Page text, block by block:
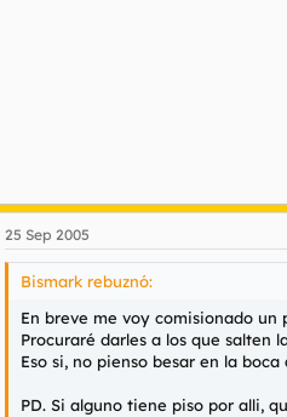
25 Sep 2005
Bismark rebuznó:
En breve me voy comisionado un
Procuraré darles a los que salten
Eso si, no pienso besar en la
PD. Si alguno tiene piso por alli,